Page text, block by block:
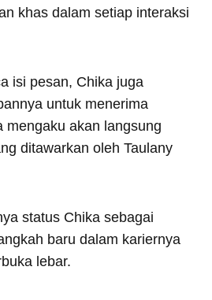
khas dalam setiap interaksi
isi pesan, Chika juga
untuk menerima
mengaku akan langsung
ditawarkan oleh Taulany
status Chika sebagai
baru dalam kariernya
lebar.